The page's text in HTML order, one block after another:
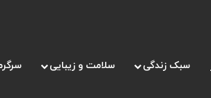
سبک زندگی سلامت و زیبایی